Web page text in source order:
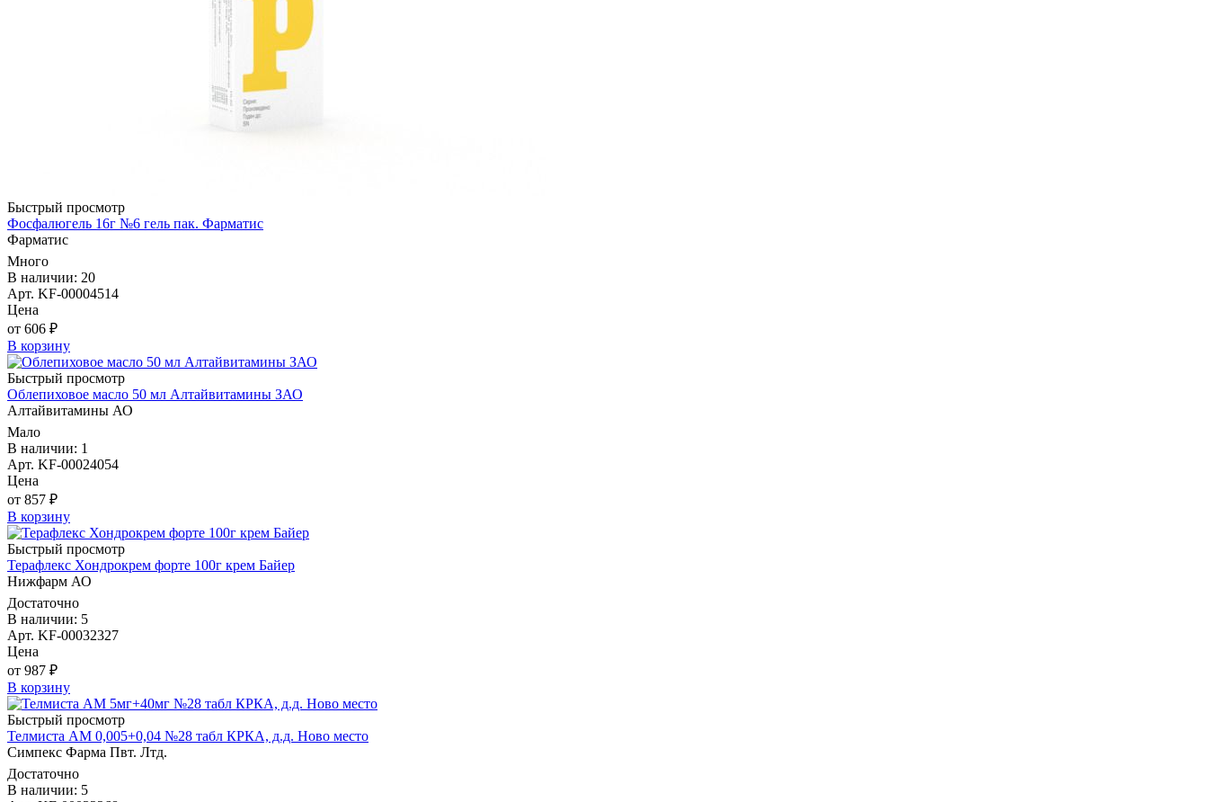
Быстрый просмотр
Фосфалюгель 16г №6 гель пак. Фарматис
Фарматис
Много
В наличии: 20
Арт. KF-00004514
Цена
от 606 ₽
В корзину
Быстрый просмотр
Облепиховое масло 50 мл Алтайвитамины ЗАО
Алтайвитамины АО
Мало
В наличии: 1
Арт. KF-00024054
Цена
от 857 ₽
В корзину
Быстрый просмотр
Терафлекс Хондрокрем форте 100г крем Байер
Нижфарм АО
Достаточно
В наличии: 5
Арт. KF-00032327
Цена
от 987 ₽
В корзину
Быстрый просмотр
Телмиста АМ 0,005+0,04 №28 табл КРКА, д.д. Ново место
Симпекс Фарма Пвт. Лтд.
Достаточно
В наличии: 5